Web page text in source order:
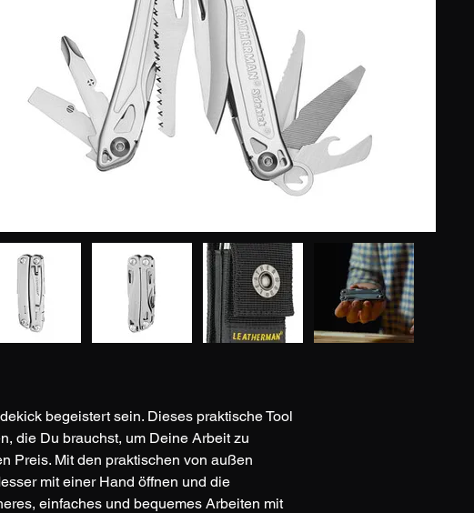
begeistert sein. Dieses praktische Tool
die Du brauchst, um Deine Arbeit zu
Preis. Mit den praktischen von außen
mit einer Hand öffnen und die
einfaches und bequemes Arbeiten mit